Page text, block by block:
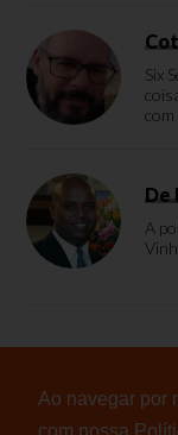
Ao navegar por
Six
com
De
A